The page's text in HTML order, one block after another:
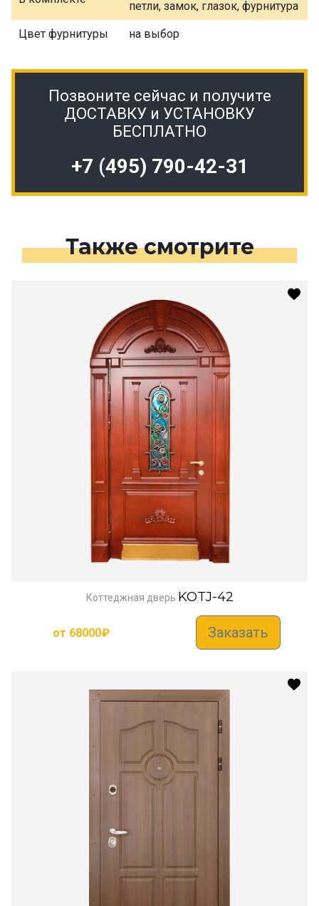
петли, замок, глазок, фурнитура
Цвет фурнитуры на выбор
Позвоните сейчас и получите
ДОСТАВКУ и УСТАНОВКУ
БЕСПЛАТНО
+7 (495) 790-42-31
Также смотрите
Коттеджная дверь KOTJ-42
от 68000₽ Заказать